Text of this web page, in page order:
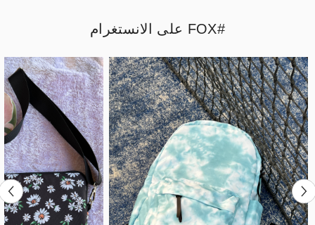
#FOX على الانستغرام